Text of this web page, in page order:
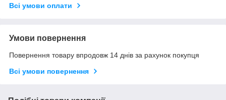
Всі умови оплати
Умови повернення
Повернення товару впродовж 14 днів за рахунок покупця
Всі умови повернення